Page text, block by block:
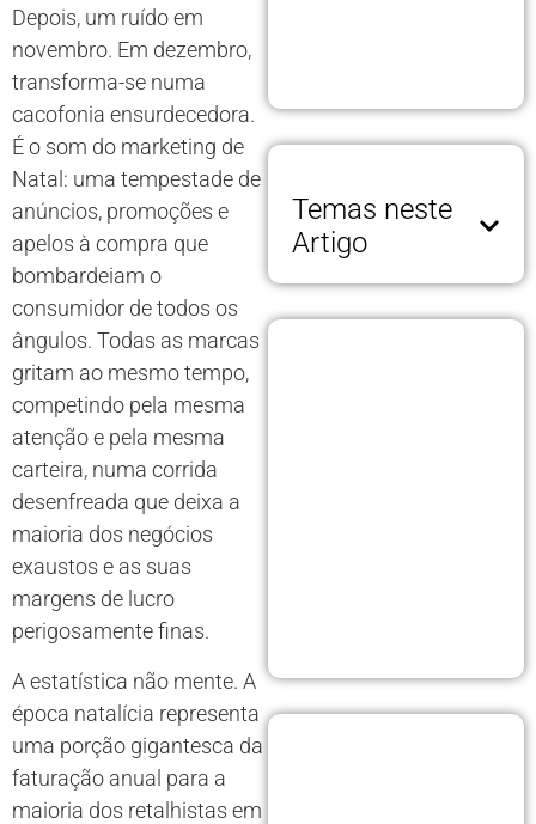
Depois, um ruído em
novembro. Em dezembro,
transforma-se numa
cacofonia ensurdecedora.
É o som do marketing de
Natal: uma tempestade de
anúncios, promoções e
apelos à compra que
bombardeiam o
consumidor de todos os
ângulos. Todas as marcas
gritam ao mesmo tempo,
competindo pela mesma
atenção e pela mesma
carteira, numa corrida
desenfreada que deixa a
maioria dos negócios
exaustos e as suas
margens de lucro
perigosamente finas.
A estatística não mente. A
época natalícia representa
uma porção gigantesca da
faturação anual para a
maioria dos retalhistas em
Temas neste
Artigo